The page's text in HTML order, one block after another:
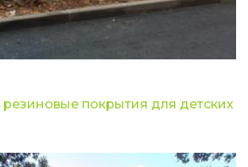
покрытия для детских